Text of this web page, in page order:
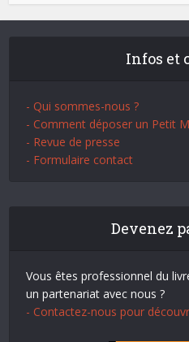
Infos et
- Qui sommes-nous ?
- Comment déposer un Petit
- Revue de presse
- Formulaire contact
Devenez
Vous êtes professionnel du
un partenariat avec nous ?
- Contactez-nous pour